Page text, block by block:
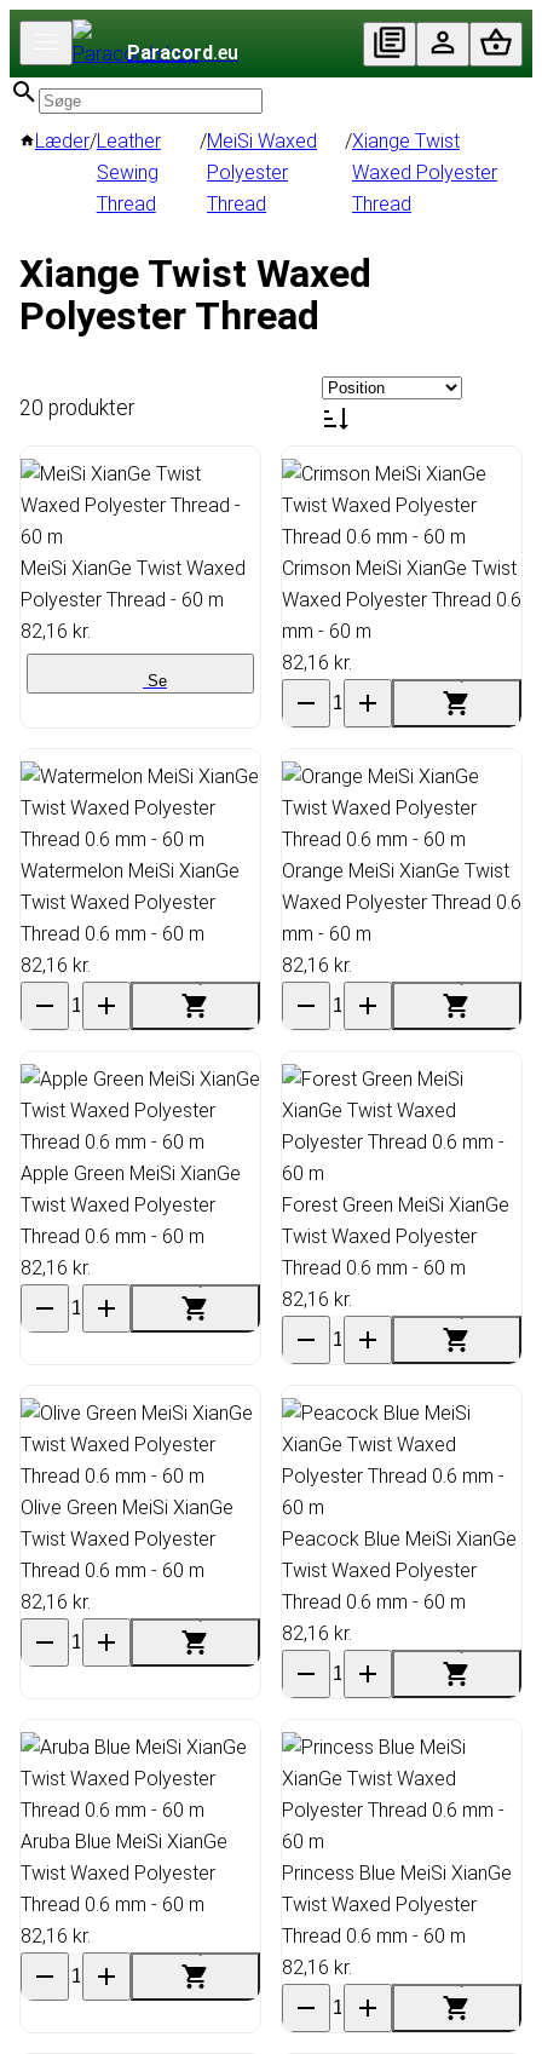
Paracord.eu
Læder/Leather
Sewing
Thread
/MeiSi Waxed
Polyester
Thread
/Xiange Twist
Waxed Polyester
Thread
Xiange Twist Waxed
Polyester Thread
20 produkter
MeiSi XianGe Twist Waxed
Polyester Thread - 60 m
82,16 kr.
Se
Crimson MeiSi XianGe Twist
Waxed Polyester Thread 0.6
mm - 60 m
82,16 kr.
Watermelon MeiSi XianGe
Twist Waxed Polyester
Thread 0.6 mm - 60 m
82,16 kr.
Orange MeiSi XianGe Twist
Waxed Polyester Thread 0.6
mm - 60 m
82,16 kr.
Apple Green MeiSi XianGe
Twist Waxed Polyester
Thread 0.6 mm - 60 m
82,16 kr.
Forest Green MeiSi XianGe
Twist Waxed Polyester
Thread 0.6 mm - 60 m
82,16 kr.
Olive Green MeiSi XianGe
Twist Waxed Polyester
Thread 0.6 mm - 60 m
82,16 kr.
Peacock Blue MeiSi XianGe
Twist Waxed Polyester
Thread 0.6 mm - 60 m
82,16 kr.
Aruba Blue MeiSi XianGe
Twist Waxed Polyester
Thread 0.6 mm - 60 m
82,16 kr.
Princess Blue MeiSi XianGe
Twist Waxed Polyester
Thread 0.6 mm - 60 m
82,16 kr.